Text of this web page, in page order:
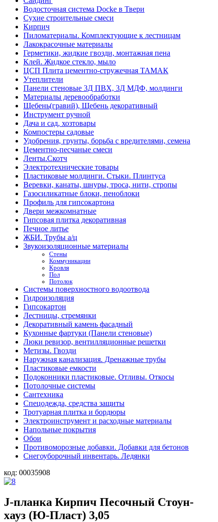
Водосточная система Docke в Твери
Сухие строительные смеси
Кирпич
Пиломатериалы. Комплектующие к лестницам
Лакокрасочные материалы
Герметики, жидкие гвозди, монтажная пена
Клей. Жидкое стекло, мыло
ЦСП Плита цементно-стружечная ТАМАК
Утеплители
Панели стеновые 3Д ПВХ, 3Д МДФ, молдинги
Материалы деревообработки
Щебень(гравий), Щебень декоративный
Инструмент ручной
Дача и сад, хозтовары
Компостеры садовые
Удобрения, грунты, борьба с вредителями, семена
Цементно-песчаные смеси
Ленты.Скотч
Электротехнические товары
Пластиковые молдинги. Стыки. Плинтуса
Веревки, канаты, шнуры, троса, нити, стропы
Газосиликатные блоки, пеноблоки
Профиль для гипсокартона
Двери межкомнатные
Гипсовая плитка декоративная
Печное литье
ЖБИ. Трубы а/ц
Звукоизоляционные материалы
Стены
Коммуникации
Кровля
Пол
Потолок
Системы поверхностного водоотвода
Гидроизоляция
Гипсокартон
Лестницы, стремянки
Декоративный камень фасадный
Кухонные фартуки (Панели стеновые)
Люки ревизор, вентилляционные решетки
Метизы. Гвозди
Наружная канализация. Дренажные трубы
Пластиковые емкости
Подоконники пластиковые. Отливы. Откосы
Потолочные системы
Сантехника
Спецодежда, средства защиты
Тротуарная плитка и бордюры
Электроинструмент и расходные материалы
Напольные покрытия
Обои
Противоморозные добавки. Добавки для бетонов
Снегоуборочный инвентарь. Ледянки
код: 00035908
J-планка Кирпич Песочный Стоун-
хауз (Ю-Пласт) 3,05